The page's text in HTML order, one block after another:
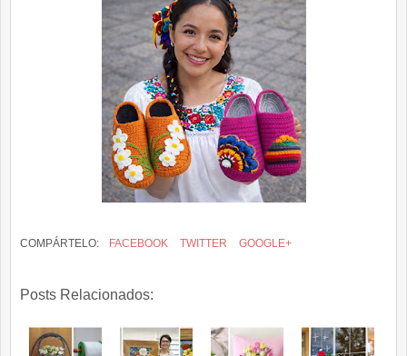
COMPÁRTELO: FACEBOOK TWITTER GOOGLE+
Posts Relacionados: